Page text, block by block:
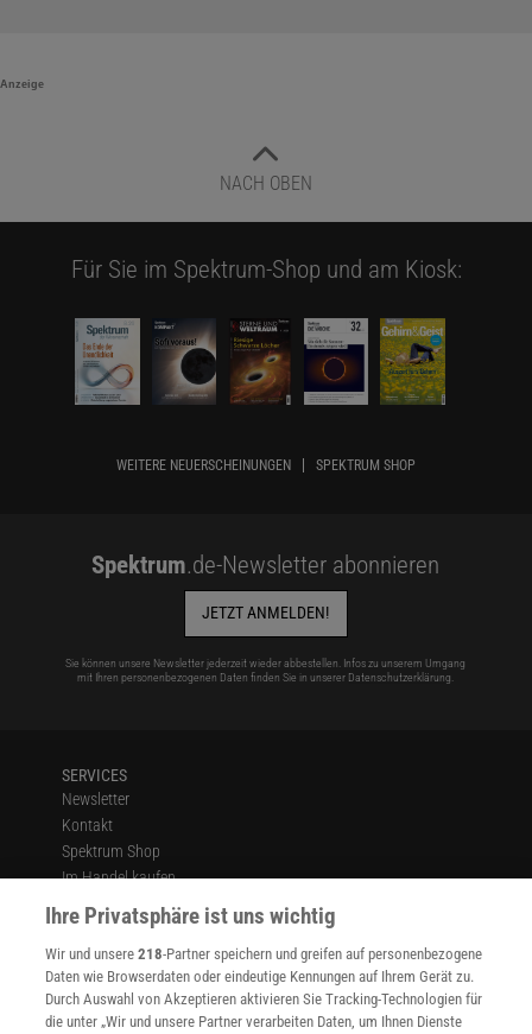
Anzeige
NACH OBEN
Für Sie im Spektrum-Shop und am Kiosk:
WEITERE NEUERSCHEINUNGEN SPEKTRUM SHOP
Spektrum.de-Newsletter abonnieren
JETZT ANMELDEN!
Sie können unsere Newsletter jederzeit wieder abbestellen. Infos zu unserem Umgang
mit Ihren personenbezogenen Daten finden Sie in unserer Datenschutzerklärung
SERVICES
Newsletter
Kontakt
Spektrum Shop
Im Handel kaufen
Presse
Verträge kündigen
Widerruf
INFO
Mediadaten
Ihre Privatsphäre ist uns wichtig
Wir und unsere218-Partner speichern und greifen auf personenbezogene
Daten wie Browserdaten oder eindeutige Kennungen auf Ihrem Gerät zu.
Durch Auswahl von Akzeptieren aktivieren Sie Tracking-Technologien für
die unter „Wir und unsere Partner verarbeiten Daten, um Ihnen Dienste